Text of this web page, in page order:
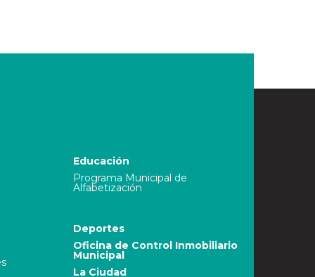
Educación
Programa Municipal de
Alfabetización
Deportes
Oficina de Control Inmobiliario
Municipal
La Ciudad